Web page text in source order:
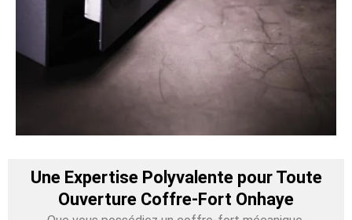
Une Expertise Polyvalente pour Toute
Ouverture Coffre-Fort Onhaye